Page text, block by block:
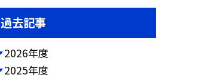
過去記事
2026年度
2025年度